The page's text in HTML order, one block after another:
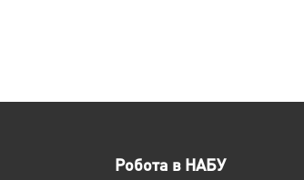
Робота в НАБУ